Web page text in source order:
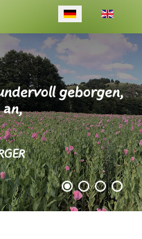
Sprache